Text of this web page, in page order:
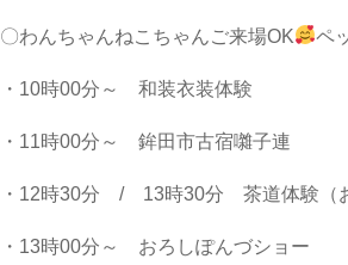
〇わんちゃんねこちゃんご来場OK ペ
・10時00分～ 和装衣装体験
・11時00分～ 鉾田市古宿囃子連
・12時30分 / 13時30分 茶道体験（お
・13時00分～ おろしぽんづショー